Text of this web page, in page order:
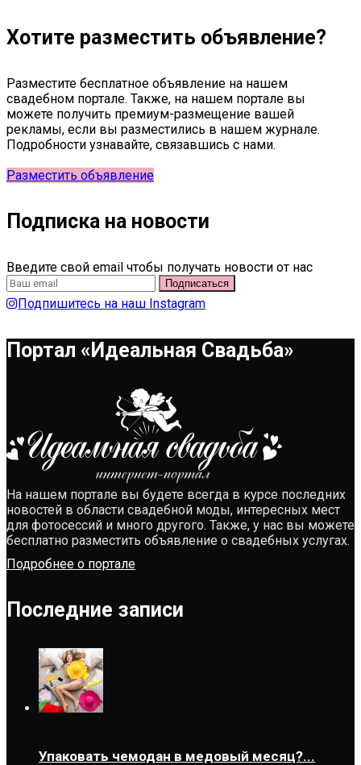
Хотите разместить объявление?
Разместите бесплатное объявление на нашем
свадебном портале. Также, на нашем портале вы
можете получить премиум-размещение вашей
рекламы, если вы разместились в нашем журнале.
Подробности узнавайте, связавшись с нами.
Разместить объявление
Подписка на новости
Введите свой email чтобы получать новости от нас
Подпишитесь на наш Instagram
Портал «Идеальная Свадьба»
На нашем портале вы будете всегда в курсе последних
новостей в области свадебной моды, интересных мест
для фотосессий и много другого. Также, у нас вы можете
бесплатно разместить объявление о свадебных услугах.
Подробнее о портале
Последние записи
Упаковать чемодан в медовый месяц?...